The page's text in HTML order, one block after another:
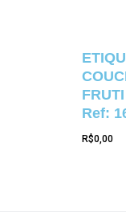
Ref:
R$0,00